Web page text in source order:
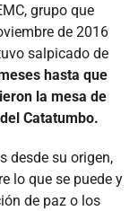
grupo que
de 2016
salpicado de
hasta que
la mesa de
Catatumbo.
desde su origen,
lo que se puede y
de paz o los